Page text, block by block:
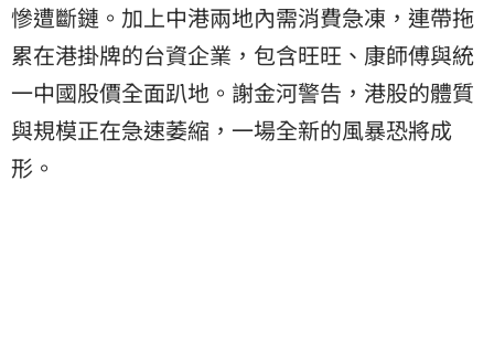
慘遭斷鏈。加上中港兩地內需消費急凍，連帶拖
累在港掛牌的台資企業，包含旺旺、康師傅與統
一中國股價全面趴地。謝金河警告，港股的體質
與規模正在急速萎縮，一場全新的風暴恐將成
形。